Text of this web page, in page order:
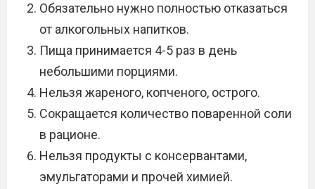
Обязательно нужно полностью отказаться
от алкогольных напитков.
Пища принимается 4-5 раз в день
небольшими порциями.
Нельзя жареного, копченого, острого.
Сокращается количество поваренной соли
в рационе.
Нельзя продукты с консервантами,
эмульгаторами и прочей химией.